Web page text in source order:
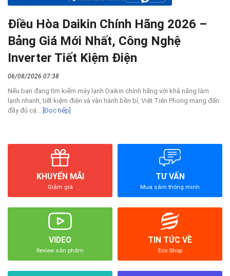
Điều Hòa Daikin Chính Hãng 2026 –
Bảng Giá Mới Nhất, Công Nghệ
Inverter Tiết Kiệm Điện
06/08/2026 07:38
Nếu bạn đang tìm kiếm máy lạnh Daikin chính hãng với khả năng làm
lạnh nhanh, tiết kiệm điện và vận hành bền bỉ, Việt Tiên Phong mang đến
đầy đủ cá...
[Đọc tiếp]
KHUYẾN MÃI
Giảm giá
TƯ VẤN
Mua sắm thông minh
VIDEO
Review sản phẩm
TIN TỨC VỀ
Eco Shop